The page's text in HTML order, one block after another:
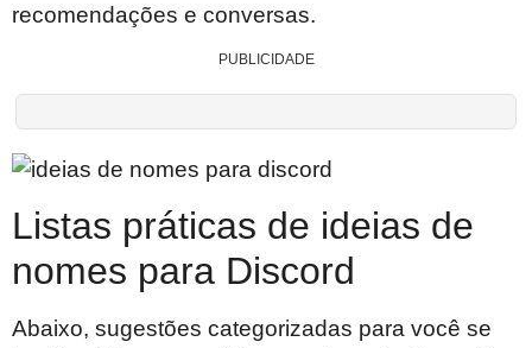
recomendações e conversas.
PUBLICIDADE
Listas práticas de ideias de
nomes para Discord
Abaixo, sugestões categorizadas para você se